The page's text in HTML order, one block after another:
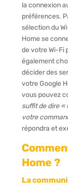
la connexion
préférences.
sélection du
Home se
de votre Wi-Fi
également
décider des
votre Google
vous pouvez
suffit de dire «
votre
répondra et
Home ?
La